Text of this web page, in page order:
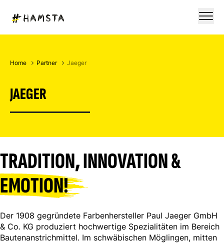
Home Partner Jaeger
JAEGER
TRADITION, INNOVATION &
EMOTION!
Der 1908 gegründete Farbenhersteller Paul Jaeger GmbH
& Co. KG produziert hochwertige Spezialitäten im Bereich
Bautenanstrichmittel. Im schwäbischen Möglingen, mitten